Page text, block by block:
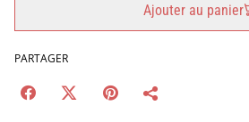
Ajouter au panier
PARTAGER